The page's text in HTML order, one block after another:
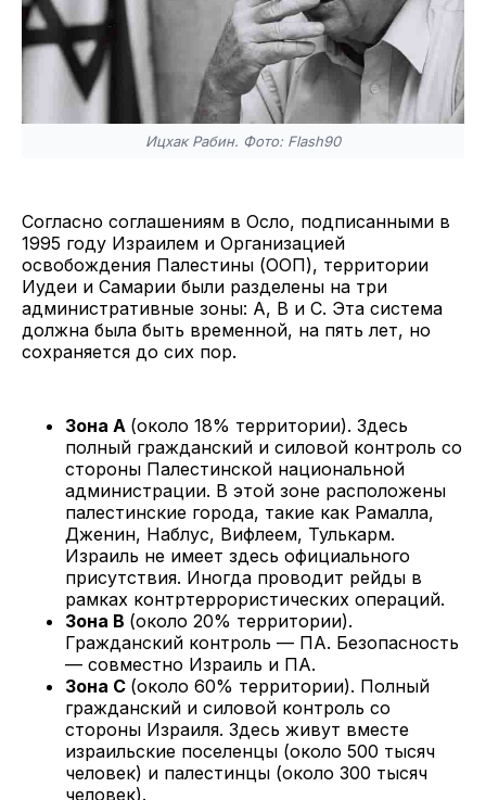
Ицхак Рабин. Фото: Flash90
Согласно соглашениям в Осло, подписанными в
1995 году Израилем и Организацией
освобождения Палестины (ООП), территории
Иудеи и Самарии были разделены на три
административные зоны: A, B и C. Эта система
должна была быть временной, на пять лет, но
сохраняется до сих пор.
Зона А (около 18% территории). Здесь
полный гражданский и силовой контроль со
стороны Палестинской национальной
администрации. В этой зоне расположены
палестинские города, такие как Рамалла,
Дженин, Наблус, Вифлеем, Тулькарм.
Израиль не имеет здесь официального
присутствия. Иногда проводит рейды в
рамках контртеррористических операций.
Зона В (около 20% территории).
Гражданский контроль — ПА. Безопасность
— совместно Израиль и ПА.
Зона С (около 60% территории). Полный
гражданский и силовой контроль со
стороны Израиля. Здесь живут вместе
израильские поселенцы (около 500 тысяч
человек) и палестинцы (около 300 тысяч
человек).